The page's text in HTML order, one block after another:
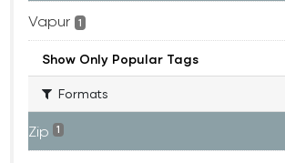
Vapur 1
Show Only Popular Tags
Formats
Zip 1